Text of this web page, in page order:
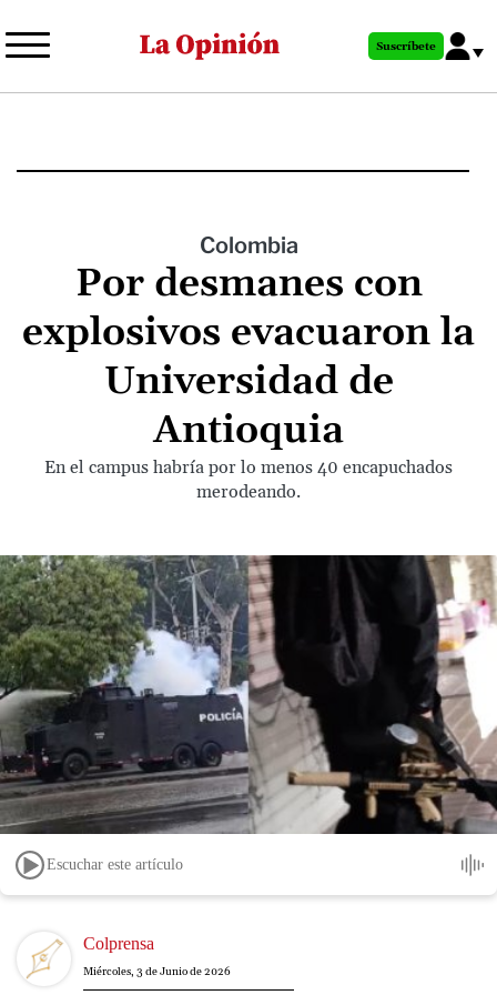
al
principal
Suscríbete
Colombia
Por desmanes con
explosivos evacuaron la
Universidad de
Antioquia
En el campus habría por lo menos 40 encapuchados
merodeando.
Escuchar este artículo
Image Colprensa
Miércoles, 3 de Junio de 2026